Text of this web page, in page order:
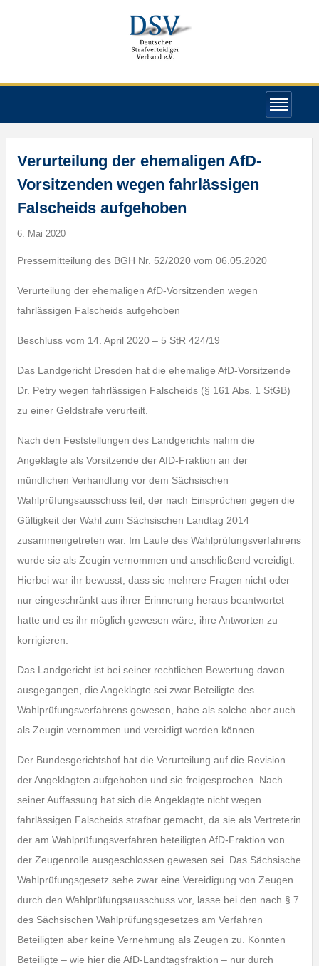
Verurteilung der ehemaligen AfD-
Vorsitzenden wegen fahrlässigen
Falscheids aufgehoben
6. Mai 2020
Pressemitteilung des BGH Nr. 52/2020 vom 06.05.2020
Verurteilung der ehemaligen AfD-Vorsitzenden wegen
fahrlässigen Falscheids aufgehoben
Beschluss vom 14. April 2020 – 5 StR 424/19
Das Landgericht Dresden hat die ehemalige AfD-Vorsitzende
Dr. Petry wegen fahrlässigen Falscheids (§ 161 Abs. 1 StGB)
zu einer Geldstrafe verurteilt.
Nach den Feststellungen des Landgerichts nahm die
Angeklagte als Vorsitzende der AfD-Fraktion an der
mündlichen Verhandlung vor dem Sächsischen
Wahlprüfungsausschuss teil, der nach Einsprüchen gegen die
Gültigkeit der Wahl zum Sächsischen Landtag 2014
zusammengetreten war. Im Laufe des Wahlprüfungsverfahrens
wurde sie als Zeugin vernommen und anschließend vereidigt.
Hierbei war ihr bewusst, dass sie mehrere Fragen nicht oder
nur eingeschränkt aus ihrer Erinnerung heraus beantwortet
hatte und es ihr möglich gewesen wäre, ihre Antworten zu
korrigieren.
Das Landgericht ist bei seiner rechtlichen Bewertung davon
ausgegangen, die Angeklagte sei zwar Beteiligte des
Wahlprüfungsverfahrens gewesen, habe als solche aber auch
als Zeugin vernommen und vereidigt werden können.
Der Bundesgerichtshof hat die Verurteilung auf die Revision
der Angeklagten aufgehoben und sie freigesprochen. Nach
seiner Auffassung hat sich die Angeklagte nicht wegen
fahrlässigen Falscheids strafbar gemacht, da sie als Vertreterin
der am Wahlprüfungsverfahren beteiligten AfD-Fraktion von
der Zeugenrolle ausgeschlossen gewesen sei. Das Sächsische
Wahlprüfungsgesetz sehe zwar eine Vereidigung von Zeugen
durch den Wahlprüfungsausschuss vor, lasse bei den nach § 7
des Sächsischen Wahlprüfungsgesetzes am Verfahren
Beteiligten aber keine Vernehmung als Zeugen zu. Könnten
Beteiligte – wie hier die AfD-Landtagsfraktion – nur durch